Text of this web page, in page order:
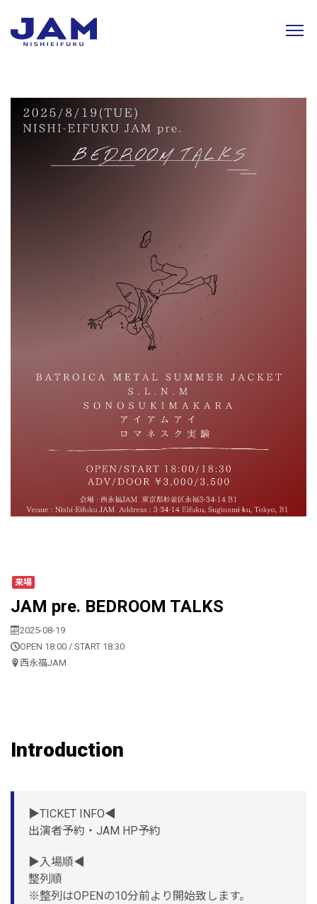
来場
JAM pre. BEDROOM TALKS
2025-08-19
OPEN 18:00 / START 18:30
西永福JAM
Introduction
▶︎TICKET INFO◀︎
出演者予約・JAM HP予約
▶︎入場順◀︎
整列順
※整列はOPENの10分前より開始致します。